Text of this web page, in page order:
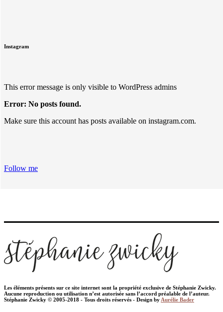
Instagram
This error message is only visible to WordPress admins
Error: No posts found.
Make sure this account has posts available on instagram.com.
Follow me
Les éléments présents sur ce site internet sont la propriété exclusive de Stéphanie Zwicky.
Aucune reproduction ou utilisation n’est autorisée sans l’accord préalable de l’auteur.
Stéphanie Zwicky © 2005-2018 - Tous droits réservés - Design by Aurélie Bader